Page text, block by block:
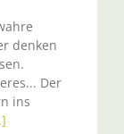
denken
Der
ins